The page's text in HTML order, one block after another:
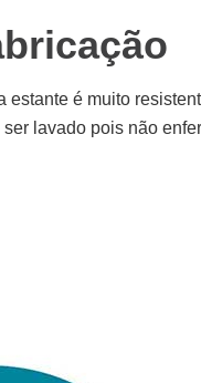
estante é muito
lavado pois não